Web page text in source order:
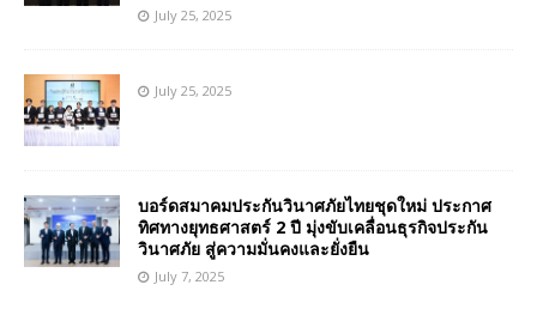
July 25, 2025
July 25, 2025
บอร์ดสมาคมประกันวินาศภัยไทยชุดใหม่ ประกาศ
ทิศทางยุทธศาสตร์ 2 ปี มุ่งขับเคลื่อนธุรกิจประกัน
วินาศภัย สู่ความมั่นคงและยั่งยืน
July 7, 2025